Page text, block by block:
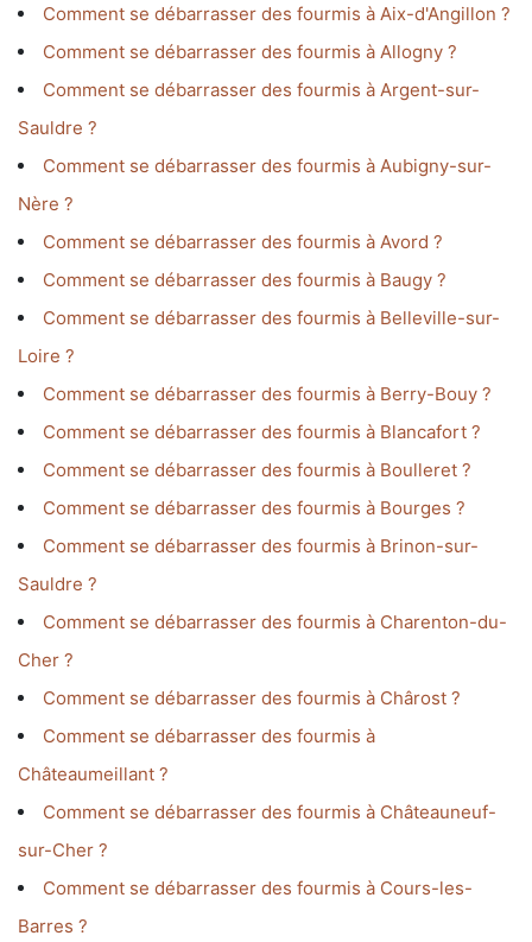
Comment se débarrasser des fourmis à Aix-d'Angillon ?
Comment se débarrasser des fourmis à Allogny ?
Comment se débarrasser des fourmis à Argent-sur-
Sauldre ?
Comment se débarrasser des fourmis à Aubigny-sur-
Nère ?
Comment se débarrasser des fourmis à Avord ?
Comment se débarrasser des fourmis à Baugy ?
Comment se débarrasser des fourmis à Belleville-sur-
Loire ?
Comment se débarrasser des fourmis à Berry-Bouy ?
Comment se débarrasser des fourmis à Blancafort ?
Comment se débarrasser des fourmis à Boulleret ?
Comment se débarrasser des fourmis à Bourges ?
Comment se débarrasser des fourmis à Brinon-sur-
Sauldre ?
Comment se débarrasser des fourmis à Charenton-du-
Cher ?
Comment se débarrasser des fourmis à Chârost ?
Comment se débarrasser des fourmis à
Châteaumeillant ?
Comment se débarrasser des fourmis à Châteauneuf-
sur-Cher ?
Comment se débarrasser des fourmis à Cours-les-
Barres ?